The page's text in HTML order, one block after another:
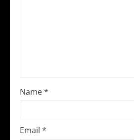
d
i
n
Name*
Email *